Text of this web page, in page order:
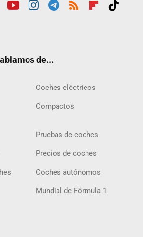
de...
Coches eléctricos
Compactos
Pruebas de coches
Precios de coches
Coches autónomos
Mundial de Fórmula 1